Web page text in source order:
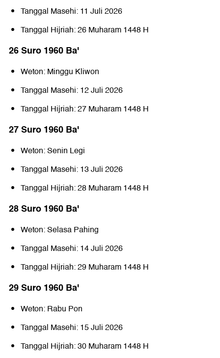
Tanggal Masehi: 11 Juli 2026
Tanggal Hijriah: 26 Muharam 1448 H
26 Suro 1960 Baꞌ
Weton: Minggu Kliwon
Tanggal Masehi: 12 Juli 2026
Tanggal Hijriah: 27 Muharam 1448 H
27 Suro 1960 Baꞌ
Weton: Senin Legi
Tanggal Masehi: 13 Juli 2026
Tanggal Hijriah: 28 Muharam 1448 H
28 Suro 1960 Baꞌ
Weton: Selasa Pahing
Tanggal Masehi: 14 Juli 2026
Tanggal Hijriah: 29 Muharam 1448 H
29 Suro 1960 Baꞌ
Weton: Rabu Pon
Tanggal Masehi: 15 Juli 2026
Tanggal Hijriah: 30 Muharam 1448 H